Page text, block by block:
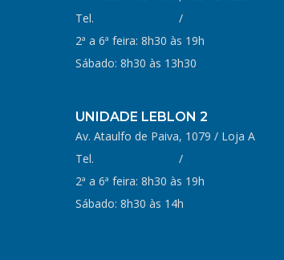
Tel.
/
2ª a 6ª feira: 8h30 às 19h
Sábado: 8h30 às 13h30
UNIDADE LEBLON 2
Av. Ataulfo de Paiva, 1079 / Loja A
Tel.
/
2ª a 6ª feira: 8h30 às 19h
Sábado: 8h30 às 14h